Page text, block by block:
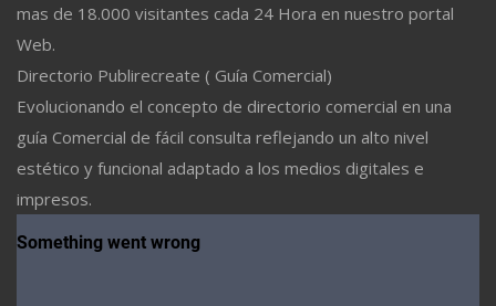
mas de 18.000 visitantes cada 24 Hora en nuestro portal
Web.
Directorio Publirecreate ( Guía Comercial)
Evolucionando el concepto de directorio comercial en una
guía Comercial de fácil consulta reflejando un alto nivel
estético y funcional adaptado a los medios digitales e
impresos.